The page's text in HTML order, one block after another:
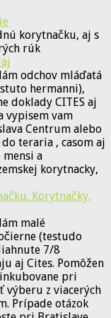
korytnačku, aj s
rúk
odchov mláďatá
hermanni),
doklady CITES aj
vypisem vam
Centrum alebo
teraria , casom aj
mensi a
korytnacky,
Korytnačky,
malé
(testudo
7/8
aj Cites. Pomôžen
pri
výberu z viacerých
Prípade otázok